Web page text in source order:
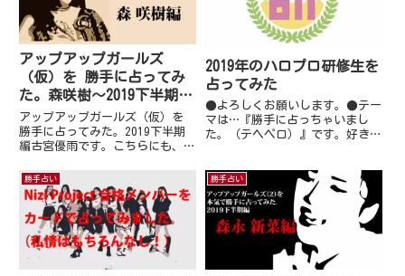
アップアップガールズ
（仮）を 勝手に占ってみ
た。森咲樹～2019下半期編
～
アップアップガールズ（仮）を
勝手に占ってみた。2019下半期
編古宮優雨です。こちらにも、専
がほしいと要望を受け…久しぶり
にハロープロジェクト以外のアイ
ドルを占ってみました。アップア
ップガールズ（仮）さんを占
っ...
2019年のハロプロ研修生を
占ってみた
●よろしくお願いします。●テー
マは…『勝手に占っちゃいまし
た。（テヘペロ）』です。好きな
して、私勝手に占っちゃいまし
た。(*^^*)●今回は2019年のハ
ロプロ研修生を占ってみまし...
勝手占い 勝手占い